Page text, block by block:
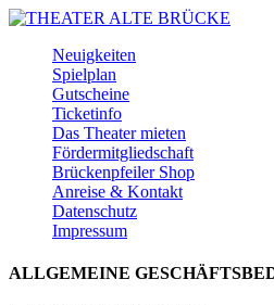
Skip
content
Neuigkeiten
Spielplan
Gutscheine
Ticketinfo
Das Theater mieten
Fördermitgliedschaft
Brückenpfeiler Shop
Anreise & Kontakt
Datenschutz
Impressum
Facebook
Instagram
Youtube
ALLGEMEINE